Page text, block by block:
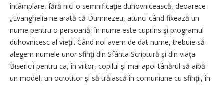
întâmplare, fără nici o semnificaţie duhovnicească, deoarece
„Evanghelia ne arată că Dumnezeu, atunci când fixează un
nume pentru o persoană, în nume este cuprins şi programul
duhovnicesc al vieţii. Când noi avem de dat nume, trebuie să
alegem numele unor sfinţi din Sfânta Scriptură şi din viaţa
Bisericii pentru ca, în viitor, copilul şi mai apoi tânărul să aibă
un model, un ocrotitor şi să trăiască în comuniune cu sfinţii, în